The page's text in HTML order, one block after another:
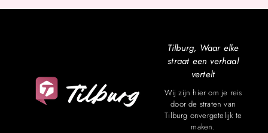
Tilburg, Waar elke
straat een verhaal
vertelt
Wij zijn hier om je reis
door de straten van
Tilburg onvergetelijk te
maken.